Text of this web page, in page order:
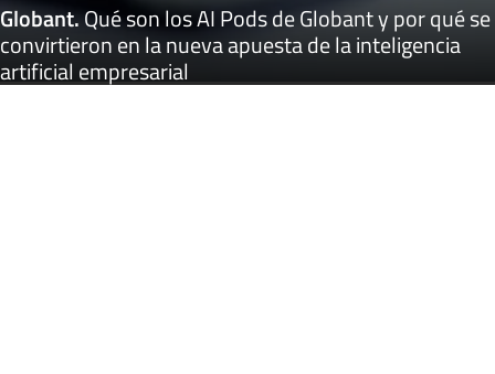
Globant.Qué son los AI Pods de Globant y por qué se
convirtieron en la nueva apuesta de la inteligencia
artificial empresarial